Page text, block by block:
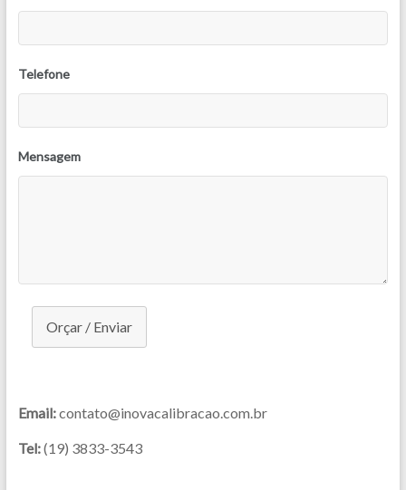
Telefone
Mensagem
Orçar / Enviar
Email:contato@inovacalibracao.com.br
Tel:(19) 3833-3543